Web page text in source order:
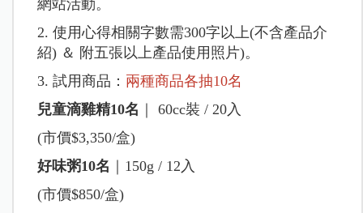
網站活動。
2. 使用心得相關字數需300字以上(不含產品介
紹) ＆ 附五張以上產品使用照片)。
3. 試用商品： 兩種商品各抽10名
兒童滴雞精10名 ｜ 60cc裝 / 20入
(市價$3,350/盒)
好味粥10名 ｜150g / 12入
(市價$850/盒)